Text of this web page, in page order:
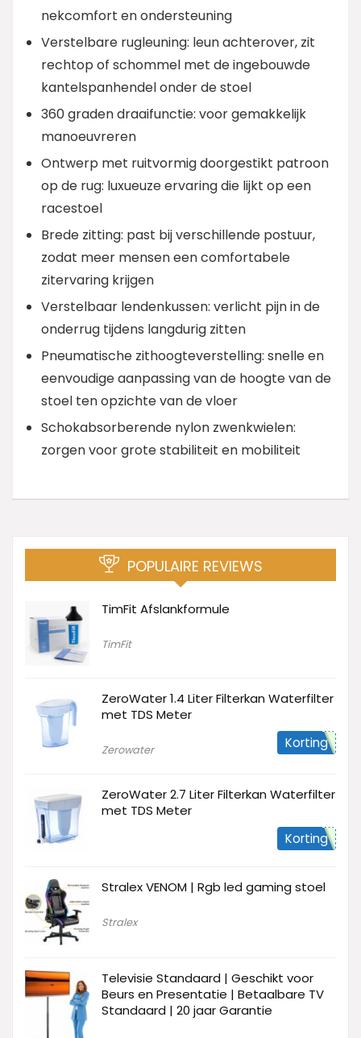
nekcomfort en ondersteuning
Verstelbare rugleuning: leun achterover, zit
rechtop of schommel met de ingebouwde
kantelspanhendel onder de stoel
360 graden draaifunctie: voor gemakkelijk
manoeuvreren
Ontwerp met ruitvormig doorgestikt patroon
op de rug: luxueuze ervaring die lijkt op een
racestoel
Brede zitting: past bij verschillende postuur,
zodat meer mensen een comfortabele
zitervaring krijgen
Verstelbaar lendenkussen: verlicht pijn in de
onderrug tijdens langdurig zitten
Pneumatische zithoogteverstelling: snelle en
eenvoudige aanpassing van de hoogte van de
stoel ten opzichte van de vloer
Schokabsorberende nylon zwenkwielen:
zorgen voor grote stabiliteit en mobiliteit
POPULAIRE REVIEWS
TimFit Afslankformule
TimFit
ZeroWater 1.4 Liter Filterkan Waterfilter
met TDS Meter
Zerowater Korting
ZeroWater 2.7 Liter Filterkan Waterfilter
met TDS Meter
Korting
Stralex VENOM | Rgb led gaming stoel
Stralex
Televisie Standaard | Geschikt voor
Beurs en Presentatie | Betaalbare TV
Standaard | 20 jaar Garantie